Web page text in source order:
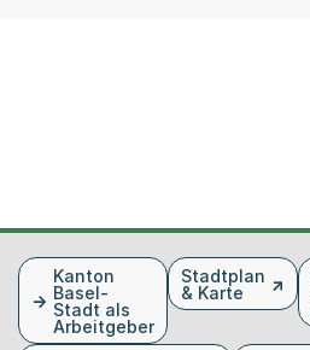
FusszeileKanton
Basel-
Stadt als
Arbeitgeber
Stadtplan
& Karte